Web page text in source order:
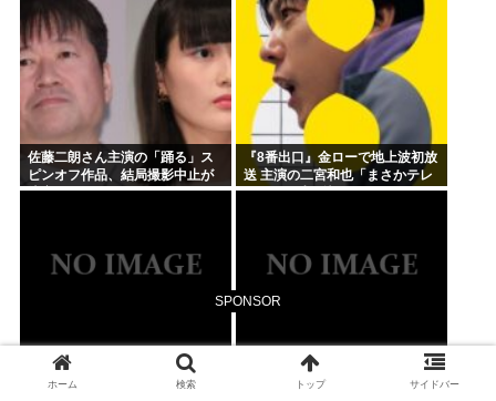
SPONSOR
佐藤二朗さん主演の「踊る」ス
ピンオフ作品、結局撮影中止が
決定www
『8番出口』金ローで地上波初放
送 主演の二宮和也「まさかテレ
ビにまで迷い込んでしまうと
『ちいかわ』が巨大”キャラコン
テンツ”になった理由 漫画研究&
来月からコカコーラが220円に値
ホーム 検索 トップ サイドバー